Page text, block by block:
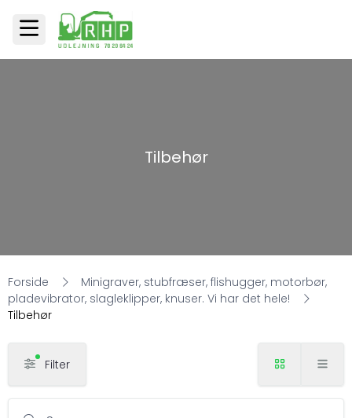
Tilbehør
Forside
Minigraver, stubfræser, flishugger, motorbør,
pladevibrator, slagleklipper, knuser. Vi har det hele!
Tilbehør
Filter